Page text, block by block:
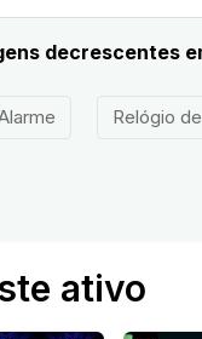
decrescentes
Relógio
ativo